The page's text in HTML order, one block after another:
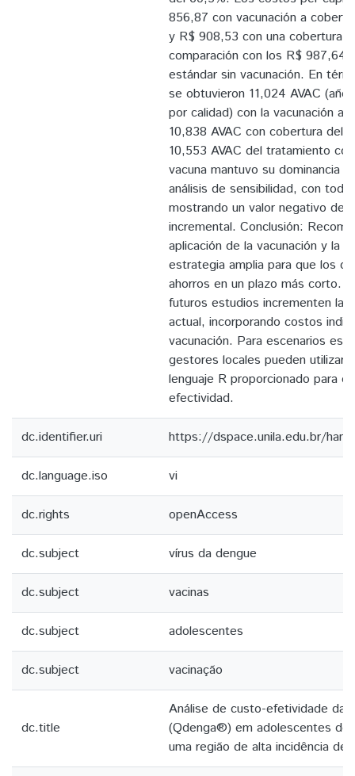
856,87 con vacunación a
y R$ 908,53 con una cobertura
comparación con los R$ 987,64
estándar sin vacunación. En
se obtuvieron 11,024 AVAC
por calidad) con la vacunación a
10,838 AVAC con cobertura del
10,553 AVAC del tratamiento
vacuna mantuvo su dominancia
análisis de sensibilidad, con
mostrando un valor negativo de
incremental. Conclusión:
aplicación de la vacunación y la
estrategia amplia para que los
ahorros en un plazo más corto.
futuros estudios incrementen la
actual, incorporando costos
vacunación. Para escenarios
gestores locales pueden utilizar
lenguaje R proporcionado para
efectividad.
dc.identifier.uri https://dspace.unila.edu.br/
dc.language.iso vi
dc.rights openAccess
dc.subject vírus da dengue
dc.subject vacinas
dc.subject adolescentes
dc.subject vacinação
dc.title
Análise de custo-efetividade da
(Qdenga®) em adolescentes de
uma região de alta incidência de